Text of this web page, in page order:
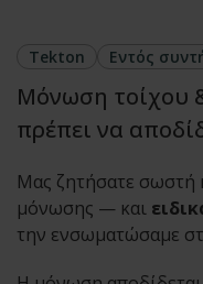
Tekton Εντός
Μόνωση τοίχου
πρέπει να
Μας ζητήσατε σωστή
μόνωσης — και
την ενσωματώσαμε